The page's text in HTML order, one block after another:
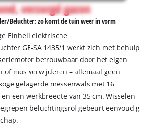
verzorgd gazon
Beluchter: zo komt de tuin weer in vorm
Einhell elektrische
GE-SA 1435/1 werkt zich met behulp
betrouwbaar door het eigen
of mos verwijderen – allemaal geen
messenwals met 16
een werkbreedte van 35 cm. Wisselen
beluchtingsrol gebeurt eenvoudig